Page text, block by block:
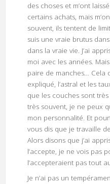
des choses et m’ont
certains achats, mais
souvent, ils tentent de
suis une vraie brutus
dans la vraie vie. J’ai
moi avec les années.
paire de manches… Cela
expliqué, l’astral et les
que les couches sont
très souvent, je ne peux
mon personnalité. Et
vous dis que je travaille
Alors disons que j’ai
l’accepte, je ne vois pas
l’accepteraient pas tout
Je n’ai pas un